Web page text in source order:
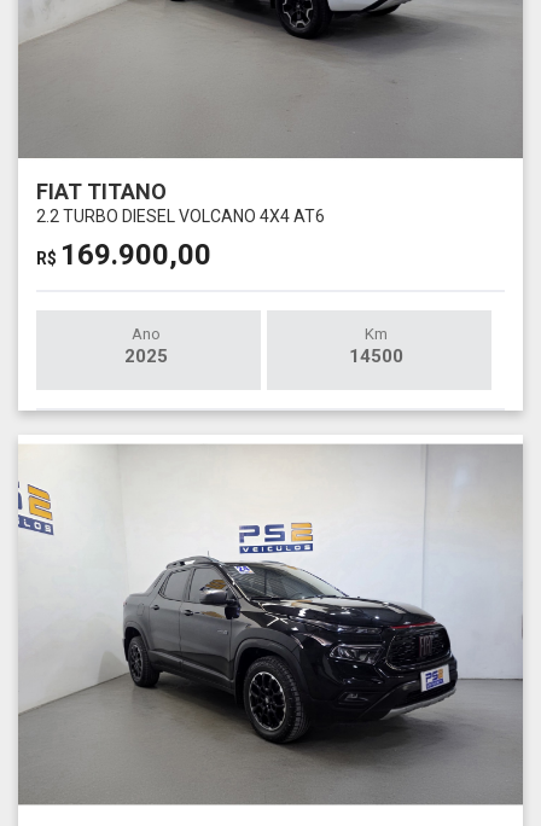
FIAT TITANO
2.2 TURBO DIESEL VOLCANO 4X4 AT6
R$ 169.900,00
Ano
2025
Km
14500